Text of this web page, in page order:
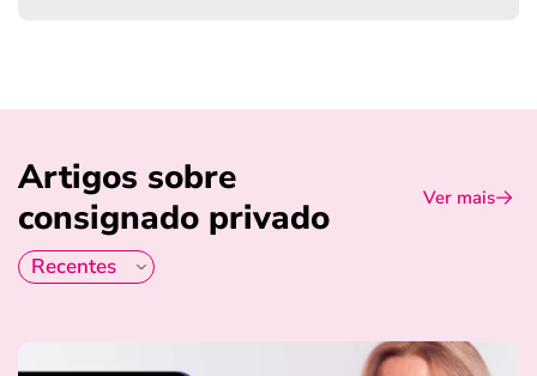
Artigos sobre
consignado privado
Ver mais